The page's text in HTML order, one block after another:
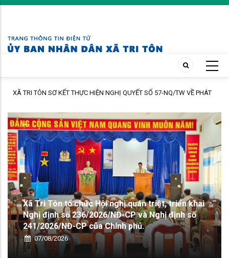
Skip
content
Trạm Y tế xã Tri Tôn khám sàng lọc miễn phí cho hơn 200 lượt người dân
XÃ TRI TÔN SƠ KẾT THỰC HIỆN NGHỊ QUYẾT SỐ
57-NQ/TW VỀ PHÁT TRIỂN KHOA HỌC, CÔNG
NGHỆ, ĐỔI MỚI SÁNG TẠO VÀ CHUYỂN ĐỔI SỐ
06/08/2026